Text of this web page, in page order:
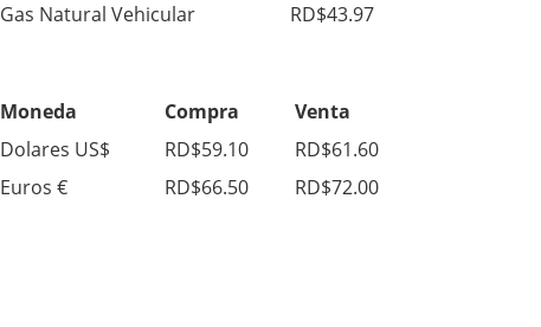
Gas Natural Vehicular
RD$43.97
Moneda Compra
Venta
Dolares US$
RD$59.10
RD$61.60
Euros €
RD$66.50 RD$72.00